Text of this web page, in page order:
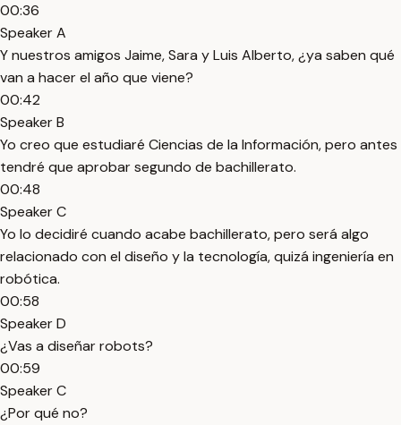
00:36
Speaker A
Y nuestros amigos Jaime, Sara y Luis Alberto, ¿ya saben qué
van a hacer el año que viene?
00:42
Speaker B
Yo creo que estudiaré Ciencias de la Información, pero antes
tendré que aprobar segundo de bachillerato.
00:48
Speaker C
Yo lo decidiré cuando acabe bachillerato, pero será algo
relacionado con el diseño y la tecnología, quizá ingeniería en
robótica.
00:58
Speaker D
¿Vas a diseñar robots?
00:59
Speaker C
¿Por qué no?